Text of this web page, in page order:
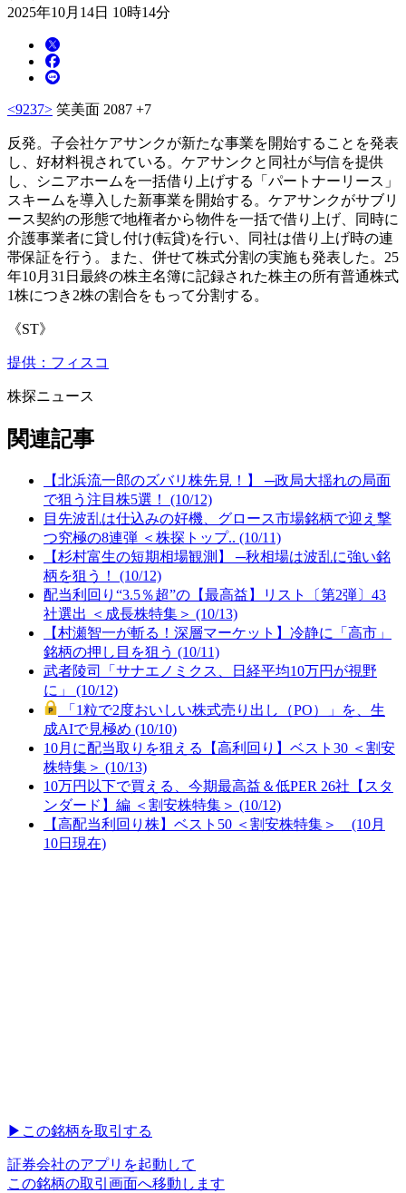
2025年10月14日 10時14分
<9237> 笑美面 2087 +7
反発。子会社ケアサンクが新たな事業を開始することを発表
し、好材料視されている。ケアサンクと同社が与信を提供
し、シニアホームを一括借り上げする「パートナーリース」
スキームを導入した新事業を開始する。ケアサンクがサブリ
ース契約の形態で地権者から物件を一括で借り上げ、同時に
介護事業者に貸し付け(転貸)を行い、同社は借り上げ時の連
帯保証を行う。また、併せて株式分割の実施も発表した。25
年10月31日最終の株主名簿に記録された株主の所有普通株式
1株につき2株の割合をもって分割する。
《ST》
提供：フィスコ
株探ニュース
関連記事
【北浜流一郎のズバリ株先見！】 ─政局大揺れの局面
で狙う注目株5選！ (10/12)
目先波乱は仕込みの好機、グロース市場銘柄で迎え撃
つ究極の8連弾 ＜株探トップ.. (10/11)
【杉村富生の短期相場観測】 ─秋相場は波乱に強い銘
柄を狙う！ (10/12)
配当利回り“3.5％超”の【最高益】リスト〔第2弾〕43
社選出 ＜成長株特集＞ (10/13)
【村瀬智一が斬る！深層マーケット】冷静に「高市」
銘柄の押し目を狙う (10/11)
武者陵司「サナエノミクス、日経平均10万円が視野
に」 (10/12)
「1粒で2度おいしい株式売り出し（PO）」を、生
成AIで見極め (10/10)
10月に配当取りを狙える【高利回り】ベスト30 ＜割安
株特集＞ (10/13)
10万円以下で買える、今期最高益＆低PER 26社【スタ
ンダード】編 ＜割安株特集＞ (10/12)
【高配当利回り株】ベスト50 ＜割安株特集＞ (10月
10日現在)
▶︎ この銘柄を取引する
証券会社のアプリを起動して
この銘柄の取引画面へ移動します